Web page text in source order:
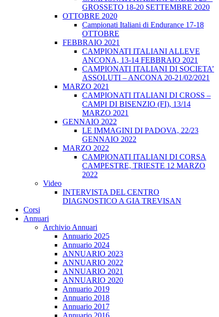
GROSSETO 18-20 SETTEMBRE 2020
OTTOBRE 2020
Campionati Italiani di Endurance 17-18
OTTOBRE
FEBBRAIO 2021
CAMPIONATI ITALIANI ALLEVE
ANCONA, 13-14 FEBBRAIO 2021
CAMPIONATI ITALIANI DI SOCIETA’
ASSOLUTI – ANCONA 20-21/02/2021
MARZO 2021
CAMPIONATI ITALIANI DI CROSS –
CAMPI DI BISENZIO (FI), 13/14
MARZO 2021
GENNAIO 2022
LE IMMAGINI DI PADOVA, 22/23
GENNAIO 2022
MARZO 2022
CAMPIONATI ITALIANI DI CORSA
CAMPESTRE, TRIESTE 12 MARZO
2022
Video
INTERVISTA DEL CENTRO
DIAGNOSTICO A GIA TREVISAN
Corsi
Annuari
Archivio Annuari
Annuario 2025
Annuario 2024
ANNUARIO 2023
ANNUARIO 2022
ANNUARIO 2021
ANNUARIO 2020
Annuario 2019
Annuario 2018
Annuario 2017
Annuario 2016